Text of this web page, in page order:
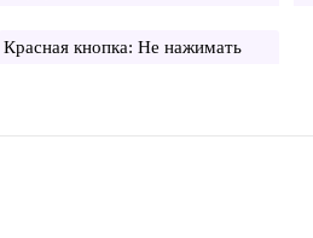
Красная кнопка: Не нажимать